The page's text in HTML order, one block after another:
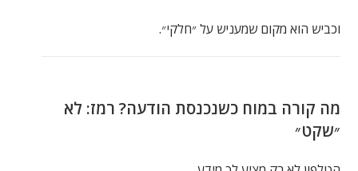
וכביש הוא מקום שמעניש על ״חלקי״.
מה קורה במוח כשנכנסת הודעה? רמז: לא
״שקט״